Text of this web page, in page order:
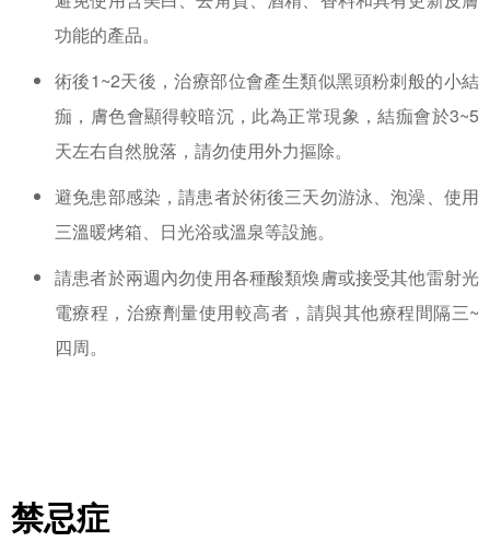
功能的產品。
術後1~2天後，治療部位會產生類似黑頭粉刺般的小結
痂，膚色會顯得較暗沉，此為正常現象，結痂會於3~5
天左右自然脫落，請勿使用外力摳除。
避免患部感染，請患者於術後三天勿游泳、泡澡、使用
三溫暖烤箱、日光浴或溫泉等設施。
請患者於兩週內勿使用各種酸類煥膚或接受其他雷射光
電療程，治療劑量使用較高者，請與其他療程間隔三~
四周。
禁忌症